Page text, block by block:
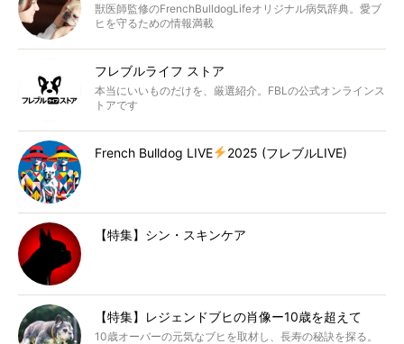
獣医師監修のFrenchBulldogLifeオリジナル病気辞典。愛ブ
ヒを守るための情報満載
フレブルライフ ストア
本当にいいものだけを、厳選紹介。FBLの公式オンラインス
トアです
French Bulldog LIVE 2025 (フレブルLIVE)
【特集】シン・スキンケア
【特集】レジェンドブヒの肖像ー10歳を超えて
10歳オーバーの元気なブヒを取材し、長寿の秘訣を探る。